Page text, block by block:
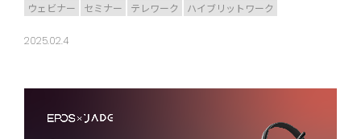
ウェビナー セミナー テレワーク ハイブリットワーク
2025.02.4